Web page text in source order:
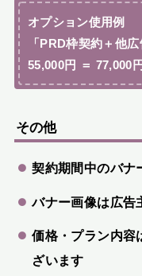
オプション使用例
「PRD枠契約＋他
55,000円 ＝ 77,000円
その他
契約期間中のバナ
バナー画像は広告
価格・プラン内容
ざいます